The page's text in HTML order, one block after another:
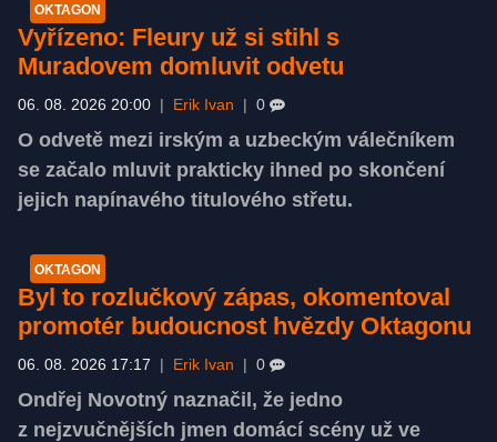
OKTAGON
Vyřízeno: Fleury už si stihl s
Muradovem domluvit odvetu
06. 08. 2026 20:00 Erik Ivan 0
O odvetě mezi irským a uzbeckým válečníkem
se začalo mluvit prakticky ihned po skončení
jejich napínavého titulového střetu.
OKTAGON
Byl to rozlučkový zápas, okomentoval
promotér budoucnost hvězdy Oktagonu
06. 08. 2026 17:17 Erik Ivan 0
Ondřej Novotný naznačil, že jedno
z nejzvučnějších jmen domácí scény už ve